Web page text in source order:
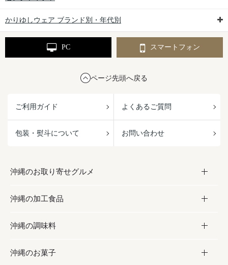
かりゆしウェア ブランド別・年代別
PC スマートフォン
ページ先頭へ戻る
ご利用ガイド よくあるご質問
包装・熨斗について お問い合わせ
沖縄のお取り寄せグルメ
お取り寄せグルメ
フルーツ・野菜
お肉
沖縄の加工食品
加工食品
缶詰／パウチ
沖縄の調味料
調味料
沖縄のお菓子